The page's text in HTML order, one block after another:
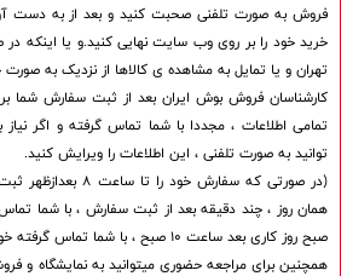
فروش به صورت تلفنی صحبت کنید و بعد از به دست
خرید خود را بر روی وب سایت نهایی کنید.و یا اینکه
تهران و یا تمایل به مشاهده ی کالاها از نزدیک به
کارشناسان فروش بوش ایران بعد از ثبت سفارش
تمامی اطلاعات ، مجددا با شما تماس گرفته و اگر
توانید به صورت تلفنی ، این اطلاعات را ویرایش کنید.
(در صورتی که سفارش خود
همان روز ، چند دقیقه بعد از ثبت سفارش ، با شما
صبح روز کاری بعد ساعت 10 صبح ، با شما تماس گرفته خواهد شد).
همچنین برای مراجعه حضوری میتوانید به نمایشگاه و